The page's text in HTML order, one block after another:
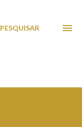
PESQUISAR